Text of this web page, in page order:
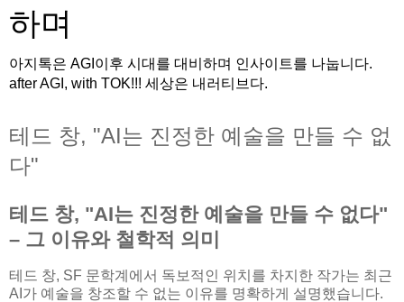
하며
아지톡은 AGI이후 시대를 대비하며 인사이트를 나눕니다.
after AGI, with TOK!!! 세상은 내러티브다.
테드 창, "AI는 진정한 예술을 만들 수 없
다"
테드 창, "AI는 진정한 예술을 만들 수 없다"
– 그 이유와 철학적 의미
테드 창, SF 문학계에서 독보적인 위치를 차지한 작가는 최근
AI가 예술을 창조할 수 없는 이유를 명확하게 설명했습니다.